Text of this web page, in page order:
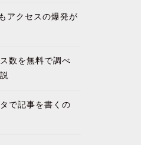
アクセスの爆発が
数を無料で調べ
で記事を書くの